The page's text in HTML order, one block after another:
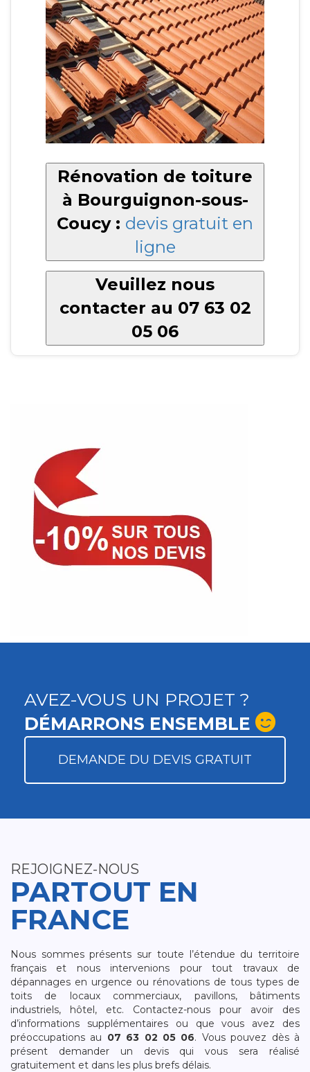
Rénovation de toiture
à Bourguignon-sous-
Coucy : devis gratuit en
ligne
Veuillez nous
contacter au 07 63 02
05 06
AVEZ-VOUS UN PROJET ?
DÉMARRONS ENSEMBLE
DEMANDE DU DEVIS GRATUIT
REJOIGNEZ-NOUS
PARTOUT EN
FRANCE
Nous sommes présents sur toute l’étendue du territoire
français et nous intervenions pour tout travaux de
dépannages en urgence ou rénovations de tous types de
toits de locaux commerciaux, pavillons, bâtiments
industriels, hôtel, etc. Contactez-nous pour avoir des
d’informations supplémentaires ou que vous avez des
préoccupations au 07 63 02 05 06. Vous pouvez dès à
présent demander un devis qui vous sera réalisé
gratuitement et dans les plus brefs délais.